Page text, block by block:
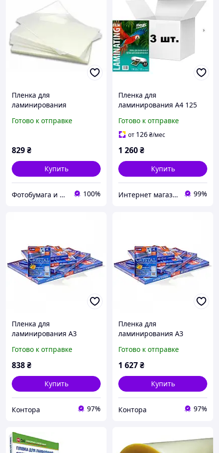
Пленка для
ламинирования
125мкм Magic
Готово к отправке
829₴
Купить
Фотобумага и чернила 100%
Пленка для
ламинирования А4 125
шт/уп.x 3 ) Magic Пленка
для ламинации А4
Готово к отправке
от 126₴/мес
1 260₴
Купить
Интернет магазин ТерЛайн 99%
Пленка для
ламинирования А3
Antistatic 125 мкм (100
шт.)
Готово к отправке
838₴
Купить
Контора 97%
Пленка для
ламинирования А3
Antistatic 125 мкм (100
шт.)
Готово к отправке
1 627₴
Купить
Контора 97%